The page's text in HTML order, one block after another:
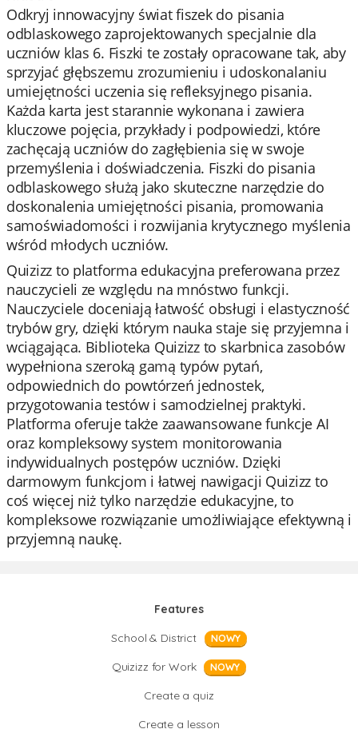
Odkryj innowacyjny świat fiszek do pisania
odblaskowego zaprojektowanych specjalnie dla
uczniów klas 6. Fiszki te zostały opracowane tak, aby
sprzyjać głębszemu zrozumieniu i udoskonalaniu
umiejętności uczenia się refleksyjnego pisania.
Każda karta jest starannie wykonana i zawiera
kluczowe pojęcia, przykłady i podpowiedzi, które
zachęcają uczniów do zagłębienia się w swoje
przemyślenia i doświadczenia. Fiszki do pisania
odblaskowego służą jako skuteczne narzędzie do
doskonalenia umiejętności pisania, promowania
samoświadomości i rozwijania krytycznego myślenia
wśród młodych uczniów.
Quizizz to platforma edukacyjna preferowana przez
nauczycieli ze względu na mnóstwo funkcji.
Nauczyciele doceniają łatwość obsługi i elastyczność
trybów gry, dzięki którym nauka staje się przyjemna i
wciągająca. Biblioteka Quizizz to skarbnica zasobów
wypełniona szeroką gamą typów pytań,
odpowiednich do powtórzeń jednostek,
przygotowania testów i samodzielnej praktyki.
Platforma oferuje także zaawansowane funkcje AI
oraz kompleksowy system monitorowania
indywidualnych postępów uczniów. Dzięki
darmowym funkcjom i łatwej nawigacji Quizizz to
coś więcej niż tylko narzędzie edukacyjne, to
kompleksowe rozwiązanie umożliwiające efektywną i
przyjemną naukę.
Features
School & District
NOWY
Quizizz for Work NOWY
Create a quiz
Create a lesson